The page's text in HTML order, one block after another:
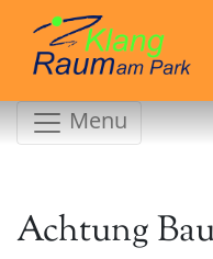
Menu
Achtung